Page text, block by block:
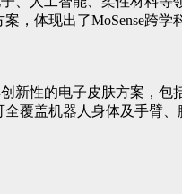
，体现出了MoSense跨学
新性的电子皮肤方案，
覆盖机器人身体及手臂